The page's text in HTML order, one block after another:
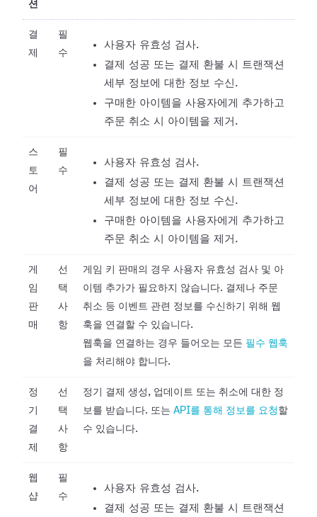
션
결
제
필
수
사용자 유효성 검사.
결제 성공 또는 결제 환불 시 트랜잭션
세부 정보에 대한 정보 수신.
구매한 아이템을 사용자에게 추가하고
주문 취소 시 아이템을 제거.
스
토
어
필
수
사용자 유효성 검사.
결제 성공 또는 결제 환불 시 트랜잭션
세부 정보에 대한 정보 수신.
구매한 아이템을 사용자에게 추가하고
주문 취소 시 아이템을 제거.
게
임
판
매
선
택
사
항
게임 키 판매의 경우 사용자 유효성 검사 및 아
이템 추가가 필요하지 않습니다. 결제나 주문
취소 등 이벤트 관련 정보를 수신하기 위해 웹
훅을 연결할 수 있습니다.
웹훅을 연결하는 경우 들어오는 모든 필수 웹훅
을 처리해야 합니다.
정
기
결
제
선
택
사
항
정기 결제 생성, 업데이트 또는 취소에 대한 정
보를 받습니다. 또는 API를 통해 정보를 요청 할
수 있습니다.
웹
샵
필
수
사용자 유효성 검사.
결제 성공 또는 결제 환불 시 트랜잭션